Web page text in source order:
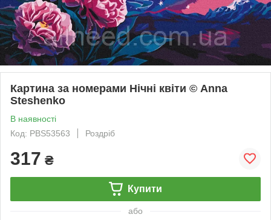
Картина за номерами Нічні квіти © Anna
Steshenko
В наявності
Код: PBS53563
Роздріб
317 ₴
Купити
або